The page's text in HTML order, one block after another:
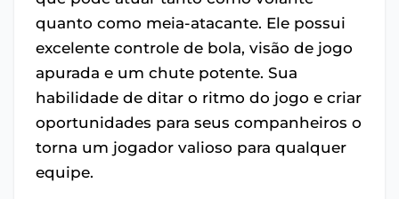
quanto como meia-atacante. Ele possui
excelente controle de bola, visão de jogo
apurada e um chute potente. Sua
habilidade de ditar o ritmo do jogo e criar
oportunidades para seus companheiros o
torna um jogador valioso para qualquer
equipe.